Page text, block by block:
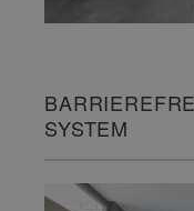
SYSTEM